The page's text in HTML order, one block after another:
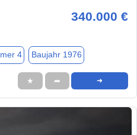
340.000 €
4 Baujahr 1976
★ ➦ ➜